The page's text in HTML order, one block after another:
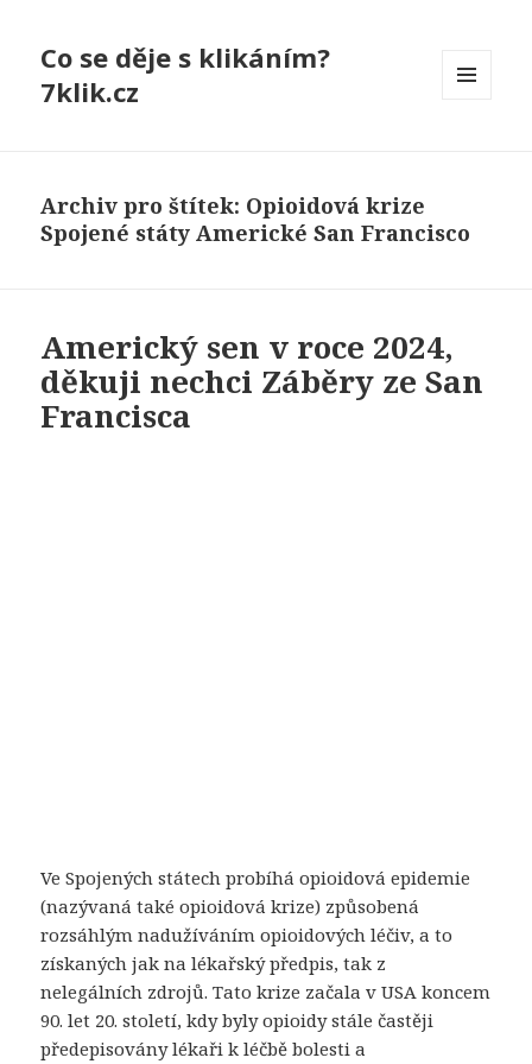
Co se děje s klikáním?
7klik.cz
Archiv pro štítek: Opioidová krize
Spojené státy Americké San Francisco
Americký sen v roce 2024,
děkuji nechci Záběry ze San
Francisca
Ve Spojených státech probíhá opioidová epidemie
(nazývaná také opioidová krize) způsobená
rozsáhlým nadužíváním opioidových léčiv, a to
získaných jak na lékařský předpis, tak z
nelegálních zdrojů. Tato krize začala v USA koncem
90. let 20. století, kdy byly opioidy stále častěji
předepisovány lékaři k léčbě bolesti a